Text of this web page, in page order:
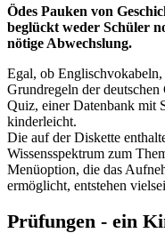
Ödes Pauken von
beglückt weder Schüler
nötige Abwechslung.
Egal, ob
Grundregeln der
Quiz, einer Datenbank mit
kinderleicht.
Die auf der Diskette
Wissensspektrum zum
Menüoption, die das
ermöglicht, entstehen
Prüfungen - ein